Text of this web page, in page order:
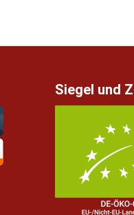
Siegel und